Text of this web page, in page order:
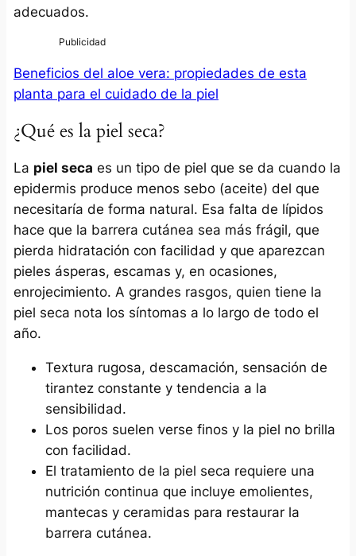
adecuados.
Beneficios del aloe vera: propiedades de esta
planta para el cuidado de la piel
¿Qué es la piel seca?
La piel seca es un tipo de piel que se da cuando la
epidermis produce menos sebo (aceite) del que
necesitaría de forma natural. Esa falta de lípidos
hace que la barrera cutánea sea más frágil, que
pierda hidratación con facilidad y que aparezcan
pieles ásperas, escamas y, en ocasiones,
enrojecimiento. A grandes rasgos, quien tiene la
piel seca nota los síntomas a lo largo de todo el
año.
Textura rugosa, descamación, sensación de
tirantez constante y tendencia a la
sensibilidad.
Los poros suelen verse finos y la piel no brilla
con facilidad.
El tratamiento de la piel seca requiere una
nutrición continua que incluye emolientes,
mantecas y ceramidas para restaurar la
barrera cutánea.